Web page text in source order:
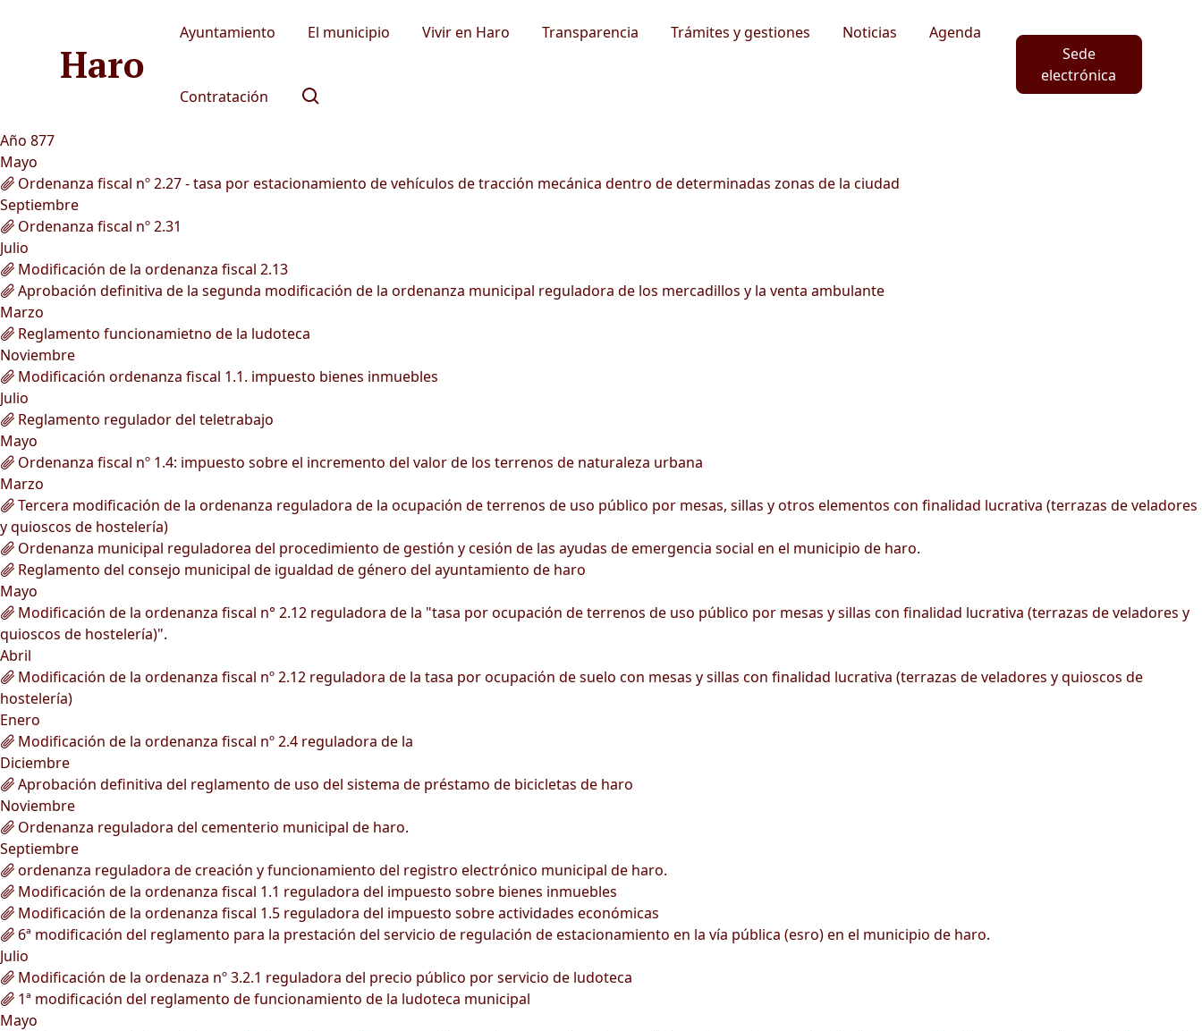
Haro
Ayuntamiento El municipio Vivir en Haro Transparencia Trámites y gestiones Noticias Agenda
Contratación
Sede
electrónica
Año 877
Mayo
Ordenanza fiscal nº 2.27 - tasa por estacionamiento de vehículos de tracción mecánica dentro de determinadas zonas de la ciudad
Septiembre
Ordenanza fiscal nº 2.31
Julio
Modificación de la ordenanza fiscal 2.13
Aprobación definitiva de la segunda modificación de la ordenanza municipal reguladora de los mercadillos y la venta ambulante
Marzo
Reglamento funcionamietno de la ludoteca
Noviembre
Modificación ordenanza fiscal 1.1. impuesto bienes inmuebles
Julio
Reglamento regulador del teletrabajo
Mayo
Ordenanza fiscal nº 1.4: impuesto sobre el incremento del valor de los terrenos de naturaleza urbana
Marzo
Tercera modificación de la ordenanza reguladora de la ocupación de terrenos de uso público por mesas, sillas y otros elementos con finalidad lucrativa (terrazas de veladores
y quioscos de hostelería)
Ordenanza municipal reguladorea del procedimiento de gestión y cesión de las ayudas de emergencia social en el municipio de haro.
Reglamento del consejo municipal de igualdad de género del ayuntamiento de haro
Mayo
Modificación de la ordenanza fiscal n° 2.12 reguladora de la "tasa por ocupación de terrenos de uso público por mesas y sillas con finalidad lucrativa (terrazas de veladores y
quioscos de hostelería)".
Abril
Modificación de la ordenanza fiscal nº 2.12 reguladora de la tasa por ocupación de suelo con mesas y sillas con finalidad lucrativa (terrazas de veladores y quioscos de
hostelería)
Enero
Modificación de la ordenanza fiscal nº 2.4 reguladora de la
Diciembre
Aprobación definitiva del reglamento de uso del sistema de préstamo de bicicletas de haro
Noviembre
Ordenanza reguladora del cementerio municipal de haro.
Septiembre
ordenanza reguladora de creación y funcionamiento del registro electrónico municipal de haro.
Modificación de la ordenanza fiscal 1.1 reguladora del impuesto sobre bienes inmuebles
Modificación de la ordenanza fiscal 1.5 reguladora del impuesto sobre actividades económicas
6ª modificación del reglamento para la prestación del servicio de regulación de estacionamiento en la vía pública (esro) en el municipio de haro.
Julio
Modificación de la ordenaza nº 3.2.1 reguladora del precio público por servicio de ludoteca
1ª modificación del reglamento de funcionamiento de la ludoteca municipal
Mayo